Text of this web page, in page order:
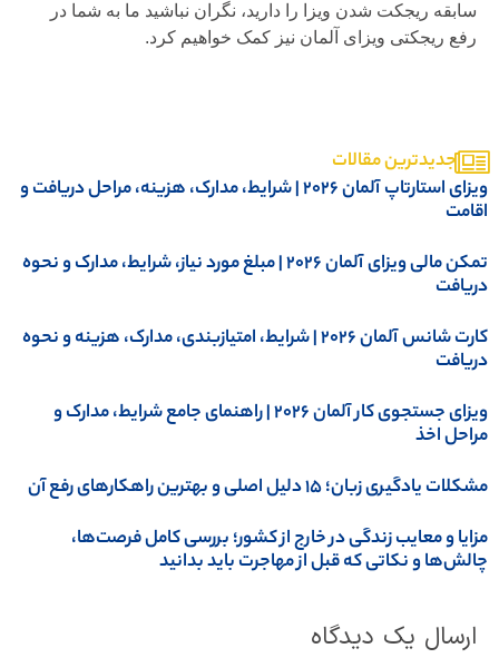
سابقه ریجکت شدن ویزا را دارید، نگران نباشید ما به شما در
رفع ریجکتی ویزای آلمان نیز کمک خواهیم کرد.
جدیدترین مقالات
ویزای استارتاپ آلمان ۲۰۲۶ | شرایط، مدارک، هزینه، مراحل دریافت و
تمکن مالی ویزای آلمان 2026 | مبلغ مورد نیاز، شرایط، مدارک و نحوه
کارت شانس آلمان ۲۰۲۶ | شرایط، امتیازبندی، مدارک، هزینه و نحوه
ویزای جستجوی کار آلمان 2026 | راهنمای جامع شرایط، مدارک و
اخذ
یادگیری زبان؛ ۱۵ دلیل اصلی و بهترین راهکارهای رفع آن
و معایب زندگی در خارج از کشور؛ بررسی کامل فرصت‌ها،
و نکاتی که قبل از مهاجرت باید بدانید
ارسال یک دیدگاه